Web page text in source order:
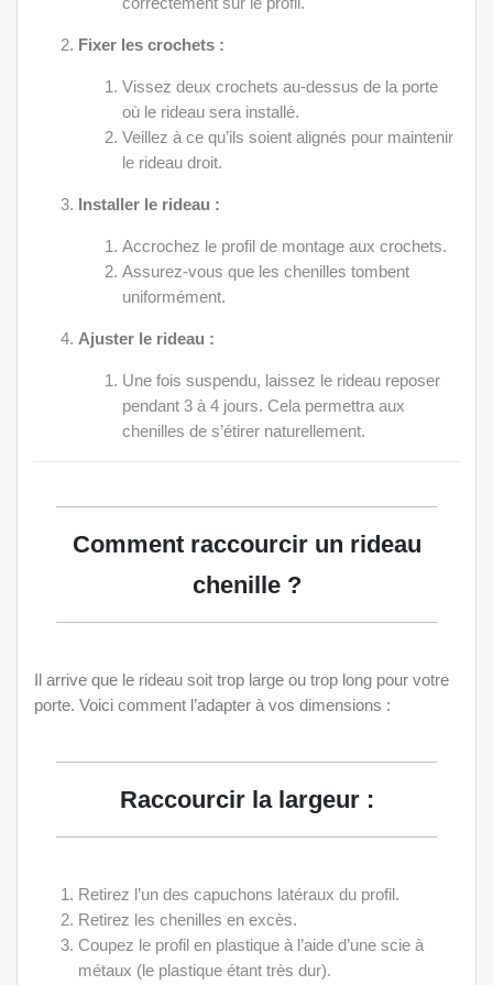
Fixer les crochets :
Vissez deux crochets au-dessus de la porte
où le rideau sera installé.
Veillez à ce qu’ils soient alignés pour maintenir
le rideau droit.
Installer le rideau :
Accrochez le profil de montage aux crochets.
Assurez-vous que les chenilles tombent
uniformément.
Ajuster le rideau :
Une fois suspendu, laissez le rideau reposer
pendant 3 à 4 jours. Cela permettra aux
chenilles de s’étirer naturellement.
Comment raccourcir un rideau
chenille ?
Il arrive que le rideau soit trop large ou trop long pour votre
porte. Voici comment l’adapter à vos dimensions :
Raccourcir la largeur :
Retirez l’un des capuchons latéraux du profil.
Retirez les chenilles en excès.
Coupez le profil en plastique à l’aide d’une scie à
métaux (le plastique étant très dur).